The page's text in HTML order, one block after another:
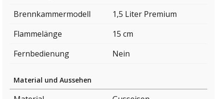
Brennkammermodell
1,5 Liter Premium
Flammelänge
15 cm
Fernbedienung
Nein
Material und Aussehen